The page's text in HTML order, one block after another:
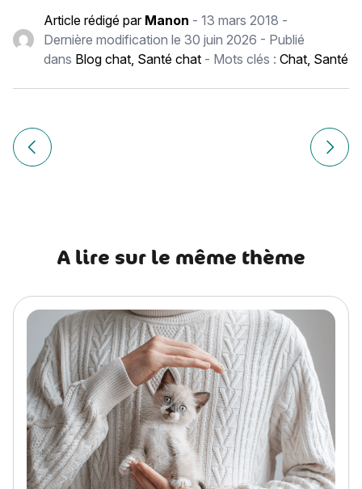
Article rédigé par Manon - 13 mars 2018 -
Dernière modification le 30 juin 2026 - Publié
dans Blog chat, Santé chat- Mots clés : Chat, Santé
Navigation
de
Article précédent Assur O’Poil aux côtés de Croc Blanc
Article
A lire sur le même thème